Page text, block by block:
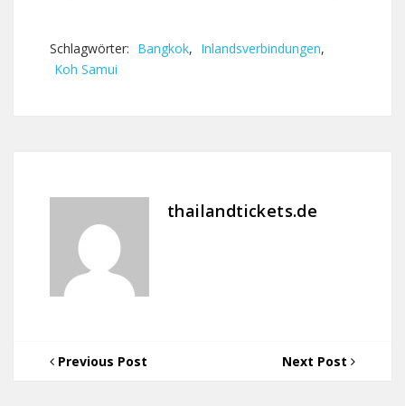
Schlagwörter: Bangkok, Inlandsverbindungen,
Koh Samui
thailandtickets.de
Previous Post Next Post